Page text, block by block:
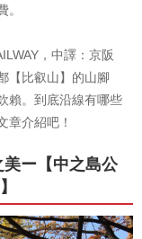
，中譯：京阪
【比叡山】的山腳
賴。到底沿線有哪些
章介紹吧！
ー【中之島公